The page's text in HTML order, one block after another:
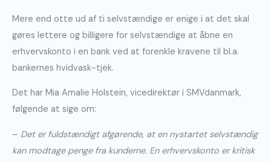
Mere end otte ud af ti selvstændige er enige i at det skal
gøres lettere og billigere for selvstændige at åbne en
erhvervskonto i en bank ved at forenkle kravene til bl.a.
bankernes hvidvask-tjek.
Det har Mia Amalie Holstein, vicedirektør i SMVdanmark,
følgende at sige om:
– Det er fuldstændigt afgørende, at en nystartet selvstændig
kan modtage penge fra kunderne. En erhvervskonto er kritisk